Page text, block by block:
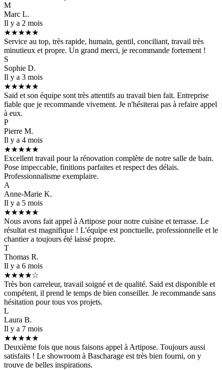
M
Marc L.
Il y a 2 mois
★★★★★
Service au top, très rapide, humain, gentil, conciliant, travail très
minutieux et propre. Un grand merci, je recommande fortement !
S
Sophie D.
Il y a 3 mois
★★★★★
Said et son équipe sont très attentifs au travail bien fait. Entreprise
fiable que je recommande vivement. Je n'hésiterai pas à refaire appel
à eux.
P
Pierre M.
Il y a 4 mois
★★★★★
Excellent travail pour la rénovation complète de notre salle de bain.
Pose impeccable, finitions parfaites et respect des délais.
Professionnalisme exemplaire.
A
Anne-Marie K.
Il y a 5 mois
★★★★★
Nous avons fait appel à Artipose pour notre cuisine et terrasse. Le
résultat est magnifique ! L'équipe est ponctuelle, professionnelle et le
chantier a toujours été laissé propre.
T
Thomas R.
Il y a 6 mois
★★★★☆
Très bon carreleur, travail soigné et de qualité. Said est disponible et
compétent, il prend le temps de bien conseiller. Je recommande sans
hésitation pour tous vos projets.
L
Laura B.
Il y a 7 mois
★★★★★
Deuxième fois que nous faisons appel à Artipose. Toujours aussi
satisfaits ! Le showroom à Bascharage est très bien fourni, on y
trouve de belles inspirations.